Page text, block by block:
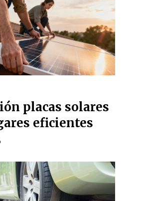
placas solares
eficientes